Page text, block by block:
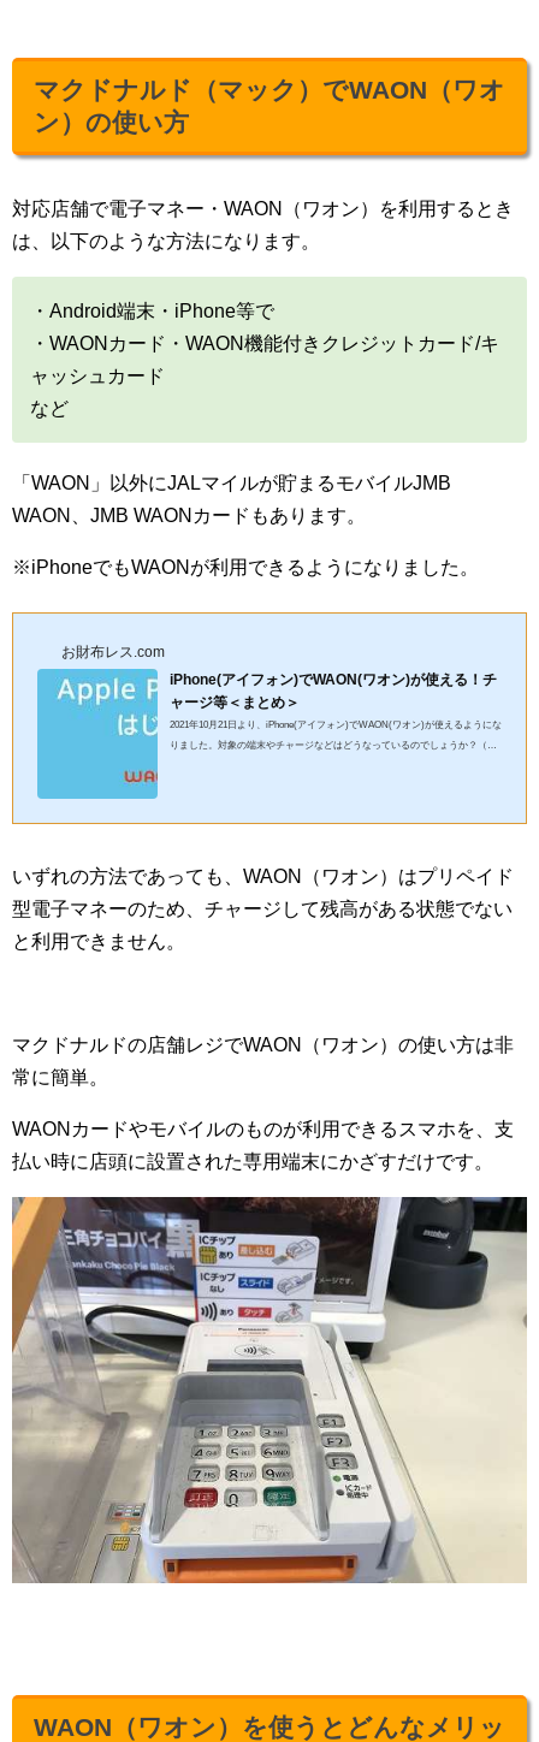
マクドナルド（マック）でWAON（ワオ
ン）の使い方
対応店舗で電子マネー・WAON（ワオン）を利用するとき
は、以下のような方法になります。
・Android端末・iPhone等で
・WAONカード・WAON機能付きクレジットカード/キ
ャッシュカード
など
「WAON」以外にJALマイルが貯まるモバイルJMB
WAON、JMB WAONカードもあります。
※iPhoneでもWAONが利用できるようになりました。
お財布レス.com
iPhone(アイフォン)でWAON(ワオン)が使える！チ
ャージ等＜まとめ＞
2021年10月21日より、iPhone(アイフォン)でWAON(ワオン)が使えるようにな
りました。対象の端末やチャージなどはどうなっているのでしょうか？（画
いずれの方法であっても、WAON（ワオン）はプリペイド
型電子マネーのため、チャージして残高がある状態でない
と利用できません。
マクドナルドの店舗レジでWAON（ワオン）の使い方は非
常に簡単。
WAONカードやモバイルのものが利用できるスマホを、支
払い時に店頭に設置された専用端末にかざすだけです。
WAON（ワオン）を使うとどんなメリッ